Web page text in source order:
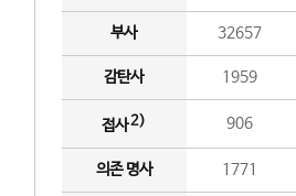
부사 32657
감탄사 1959
접사2) 906
의존 명사 1771